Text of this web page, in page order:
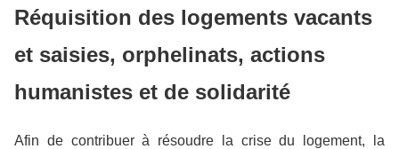
Réquisition des logements vacants
et saisies, orphelinats, actions
humanistes et de solidarité
Afin de contribuer à résoudre la crise du logement, la